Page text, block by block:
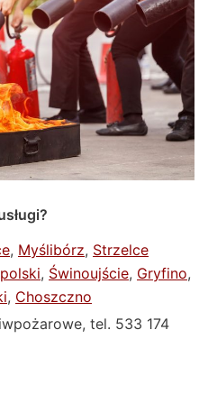
, Myślibórz, Strzelce
, Świnoujście, Gryfino,
, Choszczno
tel. 533 174